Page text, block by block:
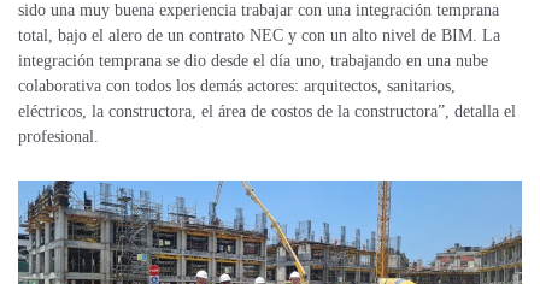
sido una muy buena experiencia trabajar con una integración temprana
total, bajo el alero de un contrato NEC y con un alto nivel de BIM. La
integración temprana se dio desde el día uno, trabajando en una nube
colaborativa con todos los demás actores: arquitectos, sanitarios,
eléctricos, la constructora, el área de costos de la constructora”, detalla el
profesional.